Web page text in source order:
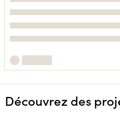
Découvrez des